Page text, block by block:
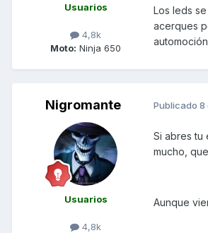
Usuarios
4,8k
Moto: Ninja 650
Los leds
acerques
Nigromante
Usuarios
4,8k
Publicado 8
Si abres tu
mucho,
Aunque